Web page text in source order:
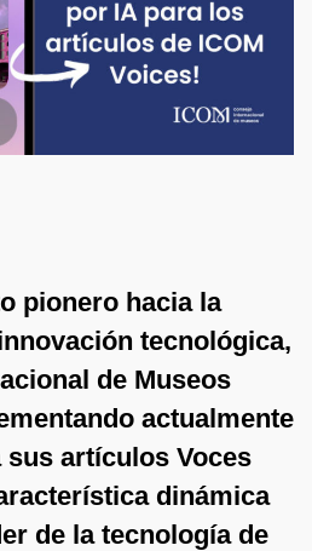
pionero hacia la
tecnológica,
de Museos
actualmente
sus artículos Voces
dinámica
de la tecnología de